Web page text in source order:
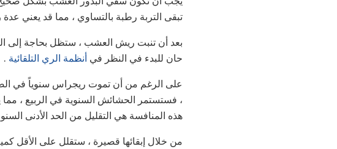
تبقى التربة رطبة بالتساوي ، مما قد يعني
بعد أن تنبت ريش العشب ، ستظل بحاجة إلى
حان للبدء في النظر في أنظمة الري التلقائية .
على الرغم من أن تموت ريجراس سنوياً في
، فستستمر الحشائش السنوية في الربيع ،
هذه المنافسة هي التقليل من الحد الأدنى
من خلال إبقائها قصيرة ، ستقلل على الأقل